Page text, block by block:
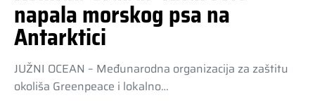
napala morskog psa na
Antarktici
JUŽNI OCEAN – Međunarodna organizacija za zaštitu
okoliša Greenpeace i lokalno…